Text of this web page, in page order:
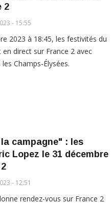
2
- 15:55
2023 à 18:45, les festivités du
direct sur France 2 avec
Champs-Élysées.
campagne" : les
Lopez le 31 décembre
- 12:51
rendez-vous sur France 2